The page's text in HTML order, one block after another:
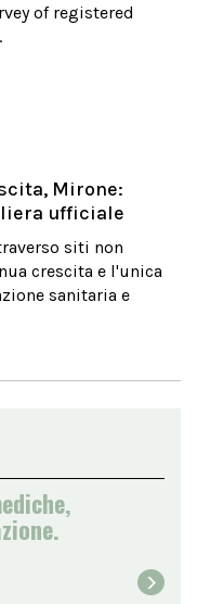
of registered
Mirone:
ufficiale
siti non
crescita e l'unica
sanitaria e